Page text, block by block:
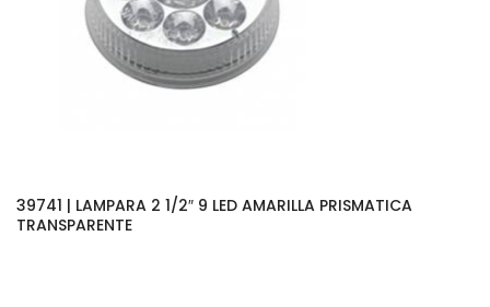
39741 | LAMPARA 2 1/2″ 9 LED AMARILLA PRISMATICA
TRANSPARENTE